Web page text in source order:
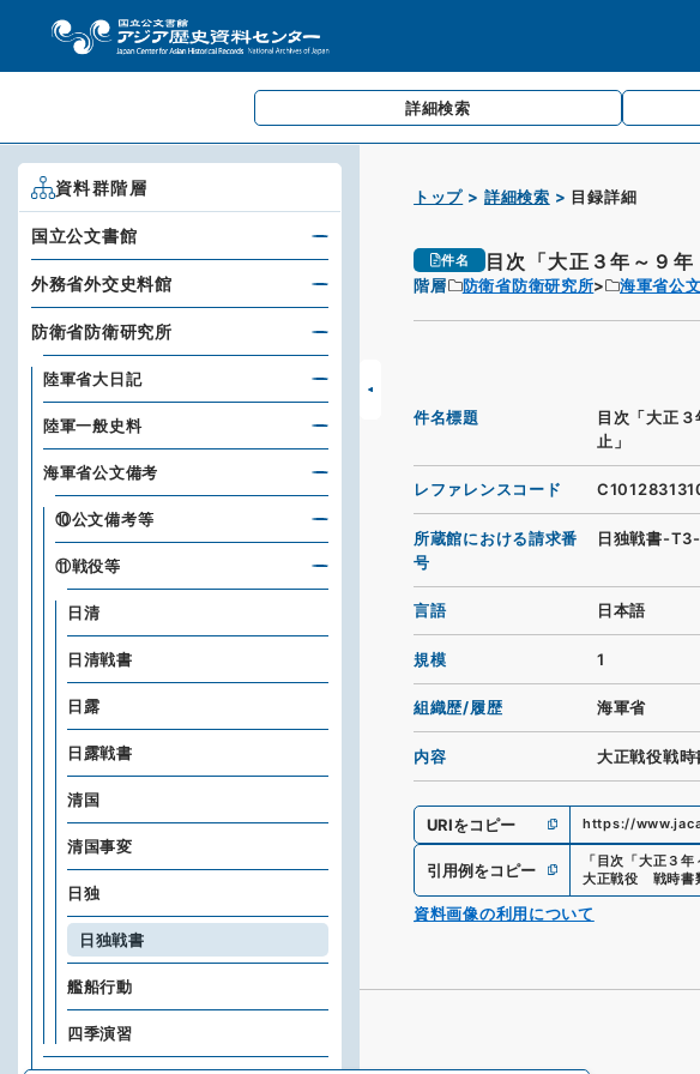
詳細検索
トップ 詳細検索 目録詳細
件名 目次「大正３年～
階層 防衛省防衛研究所 海軍省公
件名標題
目次「大正
止」
レファレンスコード
所蔵館における請求番
号
日独戦書-
言語 日本語
規模 1
組織歴/履歴 海軍省
内容 大正戦役戦時
URIをコピー https://
引用例をコピー 「目次「大正３
大正戦役 戦時
資料画像の利用について
資料群階層
国立公文書館
外務省外交史料館
防衛省防衛研究所
陸軍省大日記
陸軍一般史料
海軍省公文備考
⑩公文備考等
⑪戦役等
日清
日清戦書
日露
日露戦書
清国
清国事変
日独
日独戦書
艦船行動
四季演習